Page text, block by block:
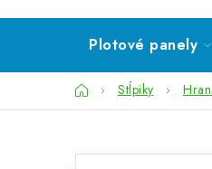
Plotové panely
DomovStĺpiky